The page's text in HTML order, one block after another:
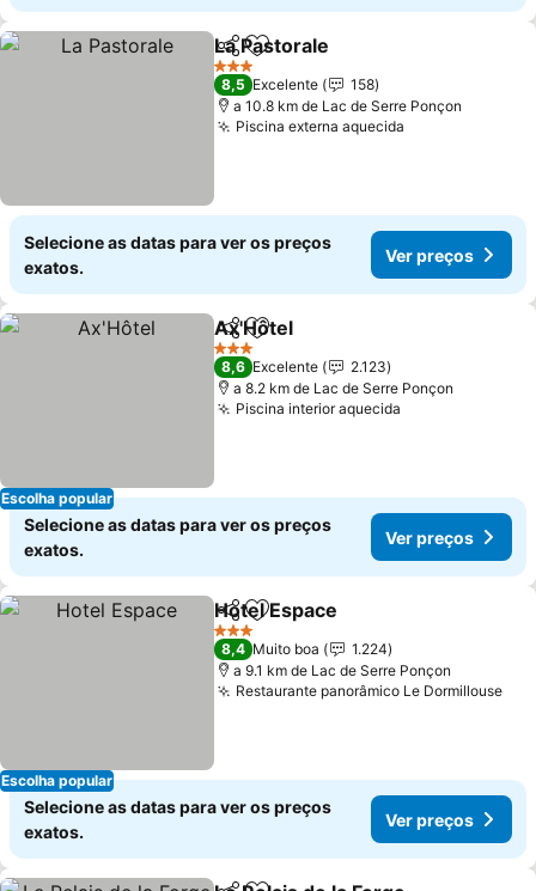
PartilharAdicionar aos favoritos
La Pastorale
3 Estrelas
8,5 Excelente
158
a 10.8 km de Lac de Serre Ponçon
Piscina externa aquecida
Selecione as datas para ver os preços
exatos.
Ver preços
Escolha popular
PartilharAdicionar aos favoritos
Ax'Hôtel
3 Estrelas
8,6 Excelente
2.123
a 8.2 km de Lac de Serre Ponçon
Piscina interior aquecida
Selecione as datas para ver os preços
exatos.
Ver preços
Escolha popular
PartilharAdicionar aos favoritos
Hotel Espace
3 Estrelas
8,4 Muito boa
1.224
a 9.1 km de Lac de Serre Ponçon
Restaurante panorâmico Le Dormillouse
Selecione as datas para ver os preços
exatos.
Ver preços